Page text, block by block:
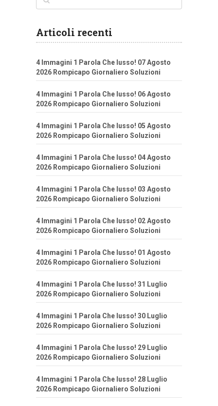
Articoli recenti
4 Immagini 1 Parola Che lusso! 07 Agosto
2026 Rompicapo Giornaliero Soluzioni
4 Immagini 1 Parola Che lusso! 06 Agosto
2026 Rompicapo Giornaliero Soluzioni
4 Immagini 1 Parola Che lusso! 05 Agosto
2026 Rompicapo Giornaliero Soluzioni
4 Immagini 1 Parola Che lusso! 04 Agosto
2026 Rompicapo Giornaliero Soluzioni
4 Immagini 1 Parola Che lusso! 03 Agosto
2026 Rompicapo Giornaliero Soluzioni
4 Immagini 1 Parola Che lusso! 02 Agosto
2026 Rompicapo Giornaliero Soluzioni
4 Immagini 1 Parola Che lusso! 01 Agosto
2026 Rompicapo Giornaliero Soluzioni
4 Immagini 1 Parola Che lusso! 31 Luglio
2026 Rompicapo Giornaliero Soluzioni
4 Immagini 1 Parola Che lusso! 30 Luglio
2026 Rompicapo Giornaliero Soluzioni
4 Immagini 1 Parola Che lusso! 29 Luglio
2026 Rompicapo Giornaliero Soluzioni
4 Immagini 1 Parola Che lusso! 28 Luglio
2026 Rompicapo Giornaliero Soluzioni